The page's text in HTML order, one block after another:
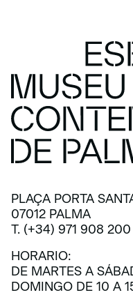
PLAÇA PORTA
07012 PALMA
T. (+34) 971 908 200
HORARIO:
DE MARTES A
DOMINGO DE 10 A